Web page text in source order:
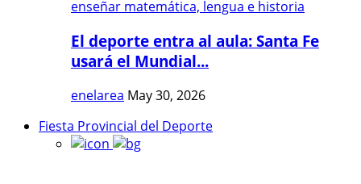
El deporte entra al aula: Santa Fe
usará el Mundial...
enelarea May 30, 2026
Fiesta Provincial del Deporte